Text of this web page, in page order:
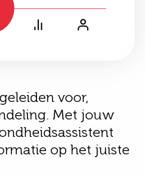
voor,
Met jouw
op het juiste